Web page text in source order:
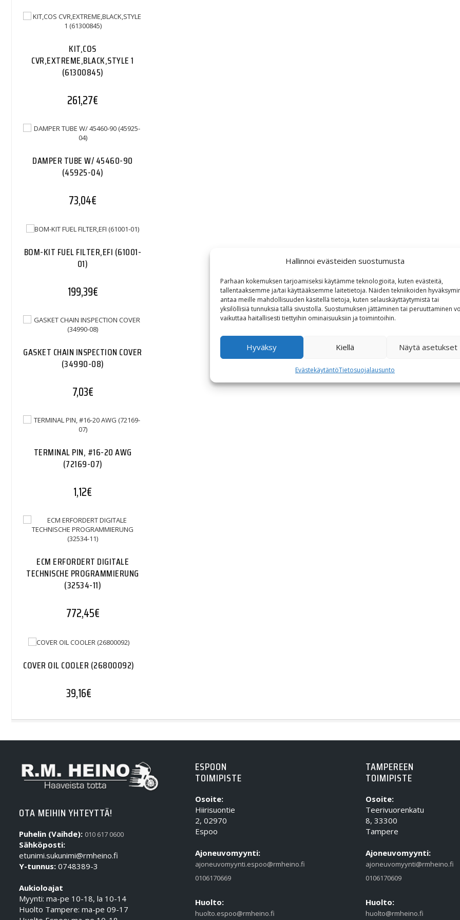
Hallinnoi evästeiden suostumusta
Parhaan kokemuksen tarjoamiseksi käytämme teknologioita, kuten evästeitä,
tallentaaksemme ja/tai käyttääksemme laitetietoja. Näiden tekniikoiden
antaa meille mahdollisuuden käsitellä tietoja, kuten selauskäyttäytymistä tai
yksilöllisiä tunnuksia tällä sivustolla. Suostumuksen jättäminen tai peruuttaminen
vaikuttaa haitallisesti tiettyihin ominaisuuksiin ja toimintoihin.
Hyväksy Kiellä Näytä asetukset
EvästekäytäntöTietosuojalausunto
KIT,COS
CVR,EXTREME,BLACK,STYLE 1
(61300845)
261,27€
DAMPER TUBE W/ 45460-90
(45925-04)
73,04€
BOM-KIT FUEL FILTER,EFI (61001-
01)
199,39€
GASKET CHAIN INSPECTION COVER
(34990-08)
7,03€
TERMINAL PIN, #16-20 AWG
(72169-07)
1,12€
ECM ERFORDERT DIGITALE
TECHNISCHE PROGRAMMIERUNG
(32534-11)
772,45€
COVER OIL COOLER (26800092)
39,16€
OTA MEIHIN YHTEYTTÄ!
Puhelin (Vaihde): 010 617 0600
Sähköposti:
etunimi.sukunimi@rmheino.fi
Y-tunnus: 0748389-3
Aukioloajat
Myynti: ma-pe 10-18, la 10-14
Huolto Tampere: ma-pe 09-17
ESPOON
TOIMIPISTE
Osoite:
Hiirisuontie
2, 02970
Espoo
Ajoneuvomyynti:
ajoneuvomyynti.espoo@rmheino.fi
0106170669
Huolto:
huolto.espoo@rmheino.fi
TAMPEREEN
TOIMIPISTE
Osoite:
Teerivuorenkatu
8, 33300
Tampere
Ajoneuvomyynti:
ajoneuvomyynti@rmheino.fi
0106170609
Huolto:
huolto@rmheino.fi